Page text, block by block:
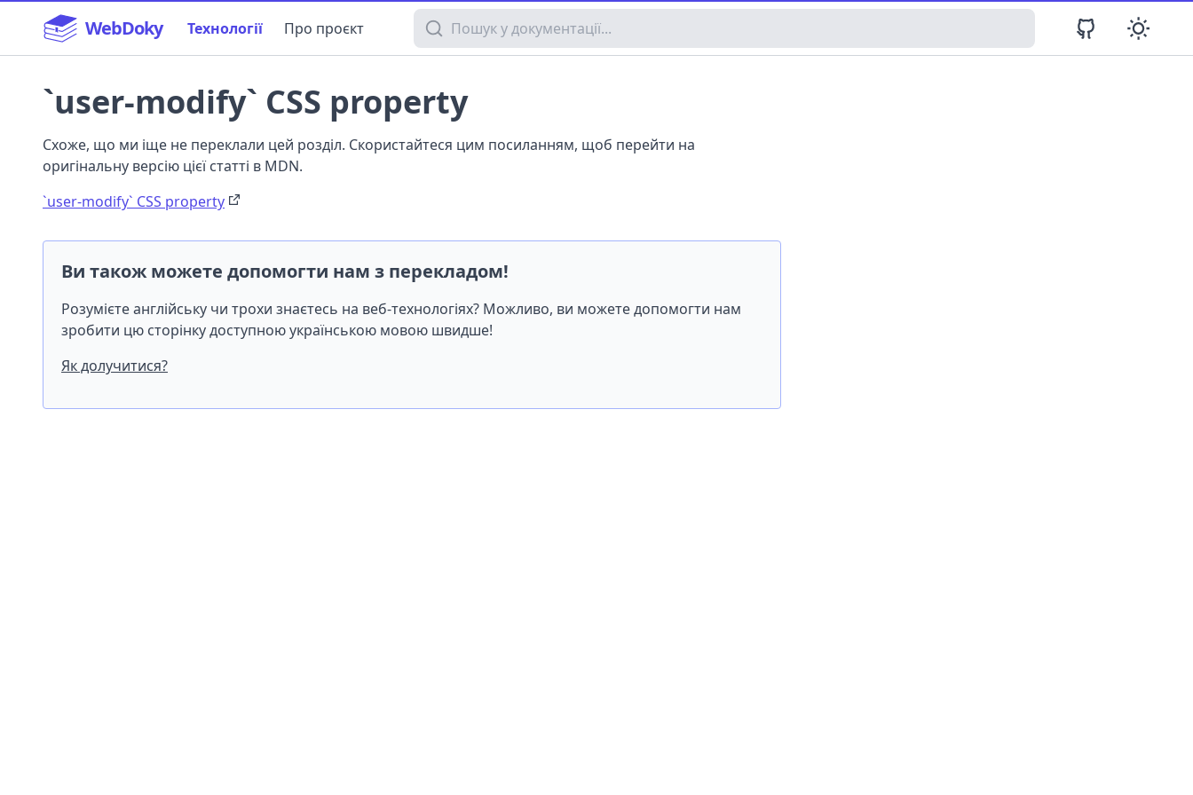
WebDoky Технології Про проєкт Пошук у документації
`user-modify` CSS property
Схоже, що ми іще не переклали цей розділ. Скористайтеся цим посиланням, щоб перейти на
оригінальну версію цієї статті в MDN.
`user-modify` CSS property
Ви також можете допомогти нам з перекладом!
Розумієте англійську чи трохи знаєтесь на веб-технологіях? Можливо, ви можете допомогти нам
зробити цю сторінку доступною українською мовою швидше!
Як долучитися?